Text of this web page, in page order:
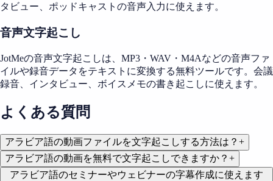
タビュー、ポッドキャストの音声入力に使えます。
音声文字起こし
JotMeの音声文字起こしは、MP3・WAV・M4Aなどの音声ファ
イルや録音データをテキストに変換する無料ツールです。会議
録音、インタビュー、ボイスメモの書き起こしに使えます。
よくある質問
アラビア語の動画ファイルを文字起こしする方法は？ +
アラビア語の動画を無料で文字起こしできますか？ +
アラビア語のセミナーやウェビナーの字幕作成に使えます